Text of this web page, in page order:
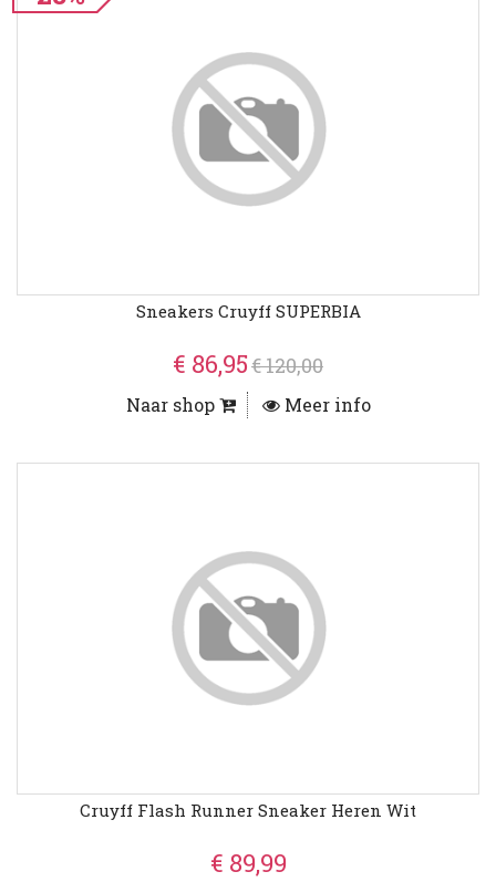
Sneakers Cruyff SUPERBIA
€ 86,95€ 120,00
Naar shop Meer info
Cruyff Flash Runner Sneaker Heren Wit
€ 89,99